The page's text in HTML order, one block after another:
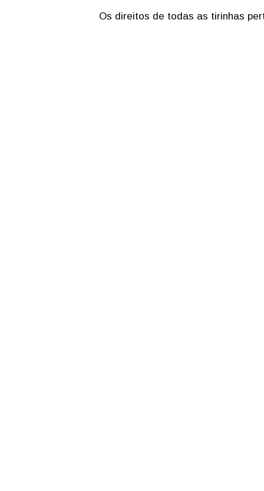
Os direitos de todas as tirinhas